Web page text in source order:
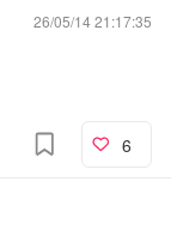
26/05/14 21:17:35
6